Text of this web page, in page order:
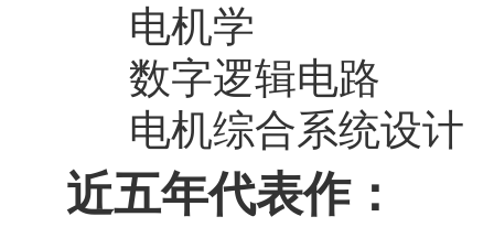
电机学
数字逻辑电路
电机综合系统设计
近五年代表作：